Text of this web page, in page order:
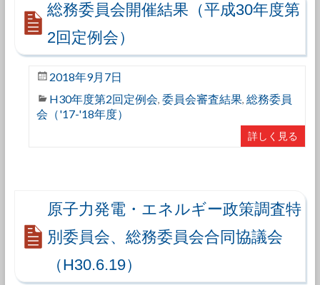
総務委員会開催結果（平成30年度第
2回定例会）
2018年9月7日
H30年度第2回定例会, 委員会審査結果, 総務委員
会（'17-'18年度）
詳しく見る
原子力発電・エネルギー政策調査特
別委員会、総務委員会合同協議会
（H30.6.19）